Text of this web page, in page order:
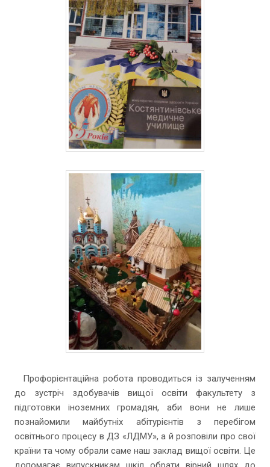
Профорієнтаційна робота проводиться із залученням
до зустріч здобувачів вищої освіти факультету з
підготовки іноземних громадян, аби вони не лише
познайомили майбутніх абітурієнтів з перебігом
освітнього процесу в ДЗ «ЛДМУ», а й розповіли про свої
країни та чому обрали саме наш заклад вищої освіти. Це